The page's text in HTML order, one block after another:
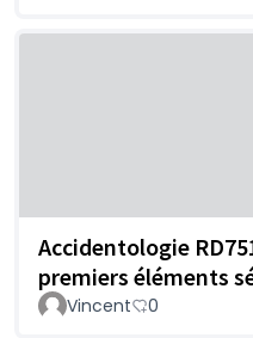
Accidentologie
premiers éléments
Vincent 0